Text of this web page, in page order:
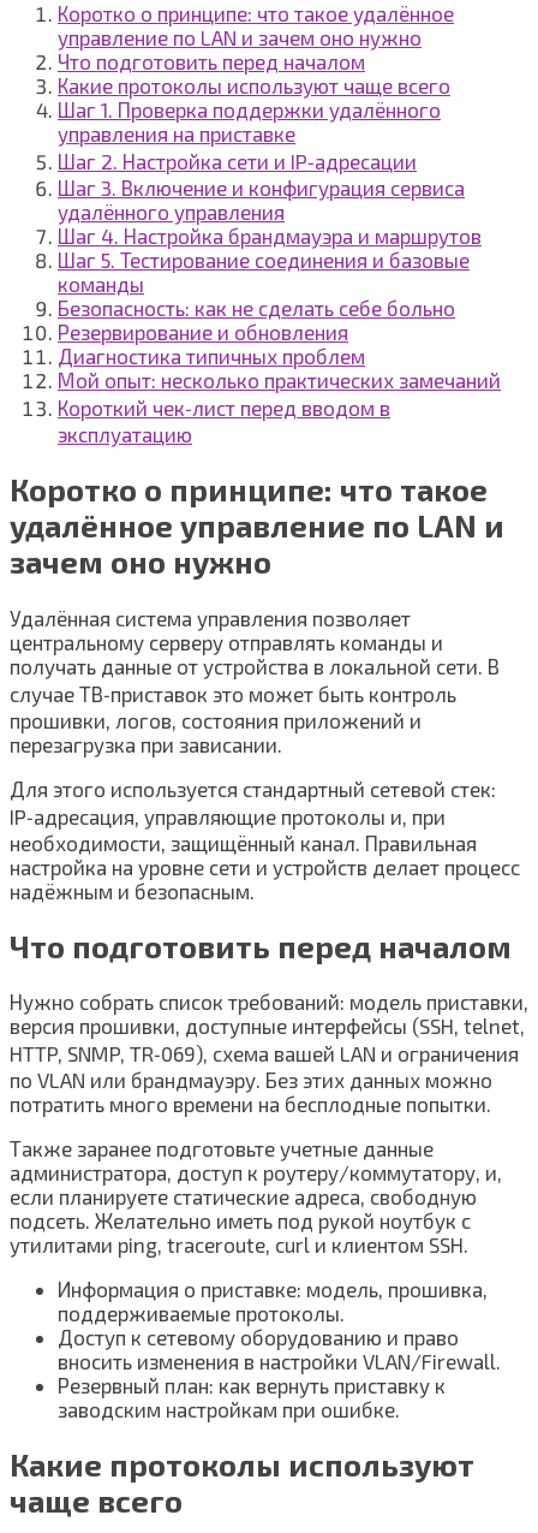
Коротко о принципе: что такое удалённое
управление по LAN и зачем оно нужно
Что подготовить перед началом
Какие протоколы используют чаще всего
Шаг 1. Проверка поддержки удалённого
управления на приставке
Шаг 2. Настройка сети и IP‑адресации
Шаг 3. Включение и конфигурация сервиса
удалённого управления
Шаг 4. Настройка брандмауэра и маршрутов
Шаг 5. Тестирование соединения и базовые
команды
Безопасность: как не сделать себе больно
Резервирование и обновления
Диагностика типичных проблем
Мой опыт: несколько практических замечаний
Короткий чек‑лист перед вводом в
эксплуатацию
Коротко о принципе: что такое
удалённое управление по LAN и
зачем оно нужно
Удалённая система управления позволяет
центральному серверу отправлять команды и
получать данные от устройства в локальной сети. В
случае ТВ‑приставок это может быть контроль
прошивки, логов, состояния приложений и
перезагрузка при зависании.
Для этого используется стандартный сетевой стек:
IP‑адресация, управляющие протоколы и, при
необходимости, защищённый канал. Правильная
настройка на уровне сети и устройств делает процесс
надёжным и безопасным.
Что подготовить перед началом
Нужно собрать список требований: модель приставки,
версия прошивки, доступные интерфейсы (SSH, telnet,
HTTP, SNMP, TR‑069), схема вашей LAN и ограничения
по VLAN или брандмауэру. Без этих данных можно
потратить много времени на бесплодные попытки.
Также заранее подготовьте учетные данные
администратора, доступ к роутеру/коммутатору, и,
если планируете статические адреса, свободную
подсеть. Желательно иметь под рукой ноутбук с
утилитами ping, traceroute, curl и клиентом SSH.
Информация о приставке: модель, прошивка,
поддерживаемые протоколы.
Доступ к сетевому оборудованию и право
вносить изменения в настройки VLAN/Firewall.
Резервный план: как вернуть приставку к
заводским настройкам при ошибке.
Какие протоколы используют
чаще всего